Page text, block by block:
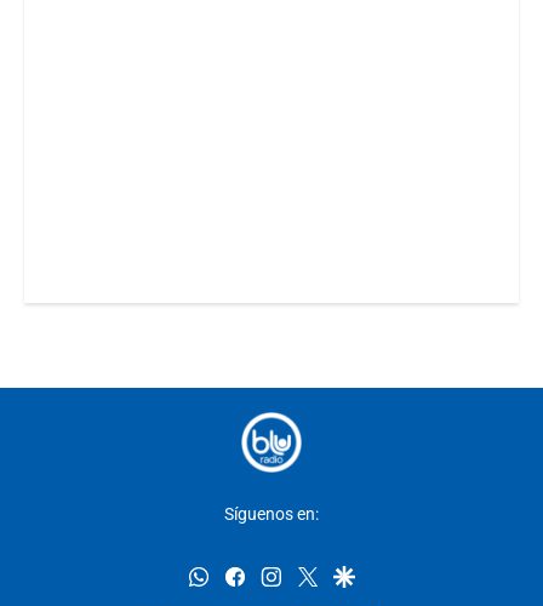
Síguenos en:
whatsappfacebookinstagram
twittergoogle